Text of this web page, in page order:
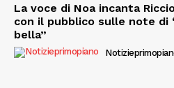
La voce di Noa incanta
con il pubblico sulle note di
bella”